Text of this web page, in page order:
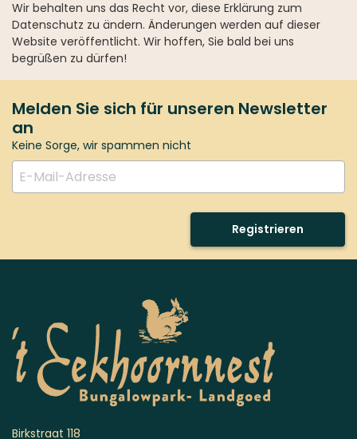
Wir behalten uns das Recht vor, diese Erklärung zum
Datenschutz zu ändern. Änderungen werden auf dieser
Website veröffentlicht. Wir hoffen, Sie bald bei uns
begrüßen zu dürfen!
Melden Sie sich für unseren Newsletter
an
Keine Sorge, wir spammen nicht
Registrieren
Birkstraat 118